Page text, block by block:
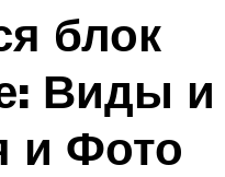
блок
Виды и
и Фото